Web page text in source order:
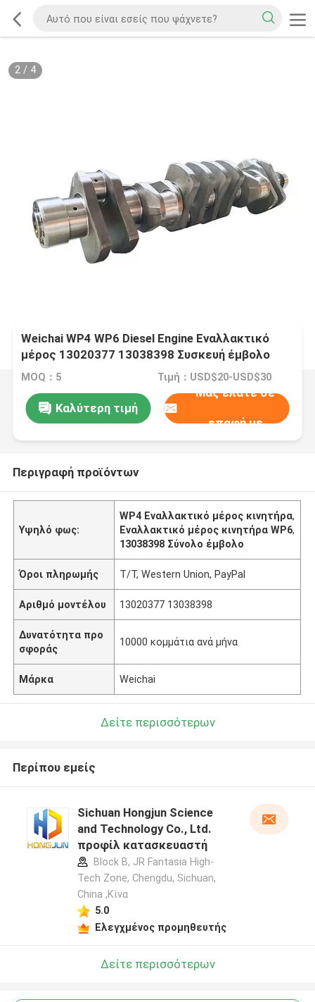
2/ 4
Weichai WP4 WP6 Diesel Engine Εναλλακτικό
μέρος 13020377 13038398 Συσκευή έμβολο
MOQ：5 Τιμή：USD$20-USD$30
Καλύτερη τιμή
Μας ελάτε σε
επαφή με
Περιγραφή προϊόντων
Υψηλό φως:
WP4 Εναλλακτικό μέρος κινητήρα,
Εναλλακτικό μέρος κινητήρα WP6,
13038398 Σύνολο έμβολο
Όροι πληρωμής T/T, Western Union, PayPal
Αριθμό μοντέλου 13020377 13038398
Δυνατότητα προ
σφοράς
10000 κομμάτια ανά μήνα
Μάρκα Weichai
Δείτε περισσότερων
Περίπου εμείς
Sichuan Hongjun Science
and Technology Co., Ltd.
προφίλ κατασκευαστή
Block B, JR Fantasia High-
Tech Zone, Chengdu, Sichuan,
China ,Κίνα
5.0
Ελεγχμένος προμηθευτής
Δείτε περισσότερων